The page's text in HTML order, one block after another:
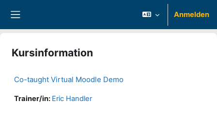
Anmelden
Kursinformation
Co-taught Virtual Moodle Demo
Trainer/in: Eric Handler